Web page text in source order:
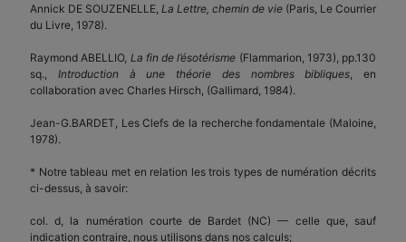
Annick DE SOUZENELLE, La Lettre, chemin de vie (Paris, Le Courrier
du Livre, 1978).
Raymond ABELLIO, La fin de l’ésotérisme (Flammarion, 1973), pp.130
sq., Introduction à une théorie des nombres bibliques , en
collaboration avec Charles Hirsch, (Gallimard, 1984).
Jean-G.BARDET, Les Clefs de la recherche fondamentale (Maloine,
1978).
* Notre tableau met en relation les trois types de numération décrits
ci-dessus, à savoir:
col. d, la numération courte de Bardet (NC) — celle que, sauf
indication contraire, nous utilisons dans nos calculs;